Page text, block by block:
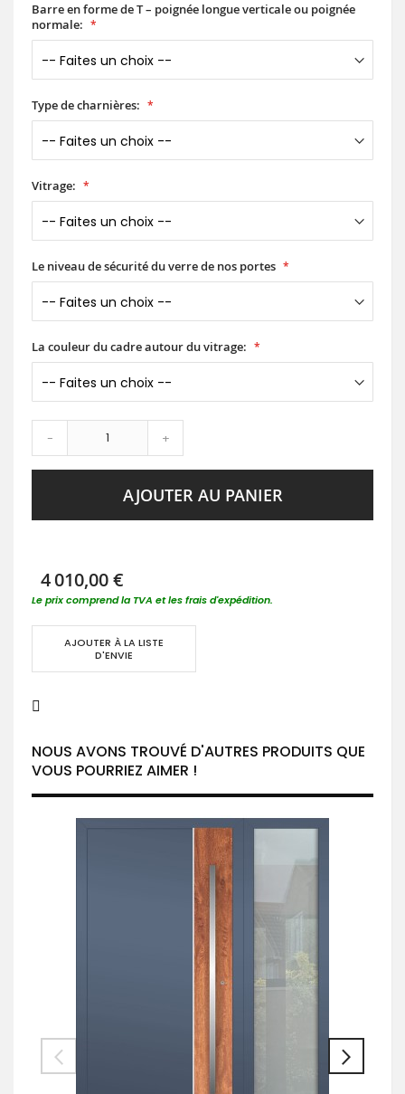
Barre en forme de T – poignée longue verticale ou poignée
normale:
Type de charnières:
Vitrage:
Le niveau de sécurité du verre de nos portes
La couleur du cadre autour du vitrage:
- +
AJOUTER AU PANIER
4 010,00 €
Le prix comprend la TVA et les frais d'expédition.
AJOUTER À LA LISTE
D'ENVIE
NOUS AVONS TROUVÉ D'AUTRES PRODUITS QUE
VOUS POURRIEZ AIMER !